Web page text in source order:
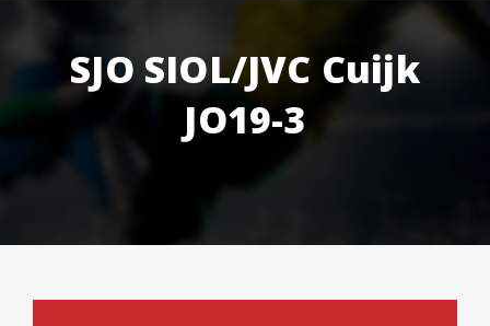
SJO SIOL/JVC Cuijk
JO19-3